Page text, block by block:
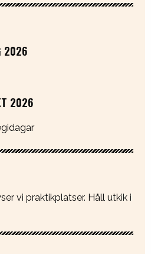
2026
2026
vi praktikplatser. Håll utkik i